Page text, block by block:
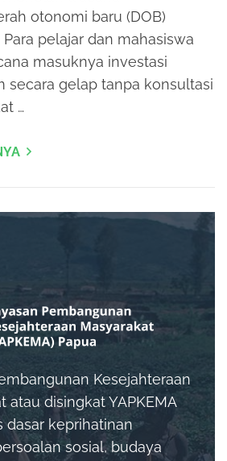
otonomi baru (DOB)
pelajar dan mahasiswa
masuknya investasi
secara gelap tanpa konsultasi
…
Kesejahteraan
atau disingkat YAPKEMA
dasar keprihatinan
sosial, budaya